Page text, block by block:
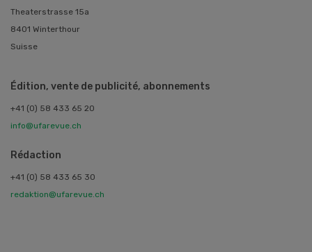
Theaterstrasse 15a
8401 Winterthour
Suisse
Édition, vente de publicité, abonnements
+41 (0) 58 433 65 20
info@ufarevue.ch
Rédaction
+41 (0) 58 433 65 30
redaktion@ufarevue.ch